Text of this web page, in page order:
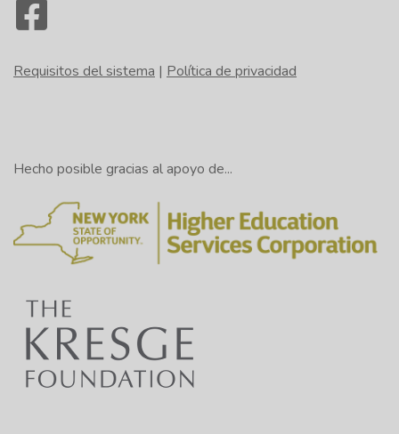
Requisitos del sistema | Política de privacidad
Hecho posible gracias al apoyo de...